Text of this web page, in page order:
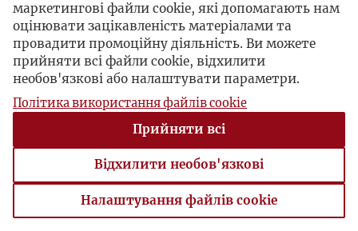
маркетингові файли cookie, які допомагають нам
оцінювати зацікавленість матеріалами та
провадити промоційну діяльність. Ви можете
прийняти всі файли cookie, відхилити
необов'язкові або налаштувати параметри.
Політика використання файлів cookie
Прийняти всі
Відхилити необов'язкові
Налаштування файлів cookie
Налаштування файлів cookie